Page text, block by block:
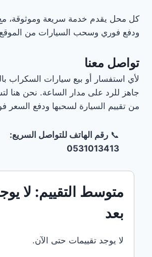
سكراب
بالجبيلشركات
السكراب
إظهار
المزيد
إخفاء
الوسوم
FUNCTION()
CONST
WRAPPER
=
WRAPPER');
=
كل محل يقدم خدمة سريعة وموثوقة، مع
ودفع فوري وسحب السيارات من
تواصل معنا
لأي استفسار أو بيع سيارات السكراب
جاهز للرد على مدار الساعة. نحن هنا
من تقييم السيارة لسحبها ودفع السعر
📞رقم الهاتف للتواصل السريع:
0531013413
متوسط التقييم: لا
بعد
لا يوجد تقييمات حتى الآن.